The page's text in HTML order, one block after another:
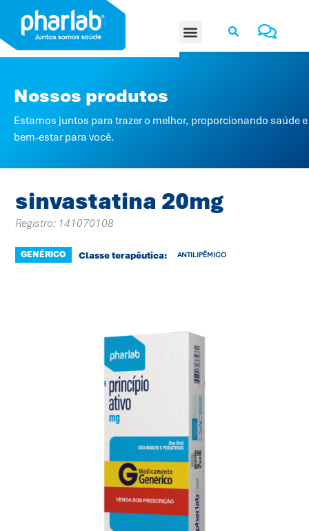
Nossos produtos
Estamos juntos para trazer o melhor, proporcionando saúde e
bem-estar para você.
sinvastatina 20mg
Registro: 141070108
GENÉRICO Classe terapêutica: ANTILIPÊMICO